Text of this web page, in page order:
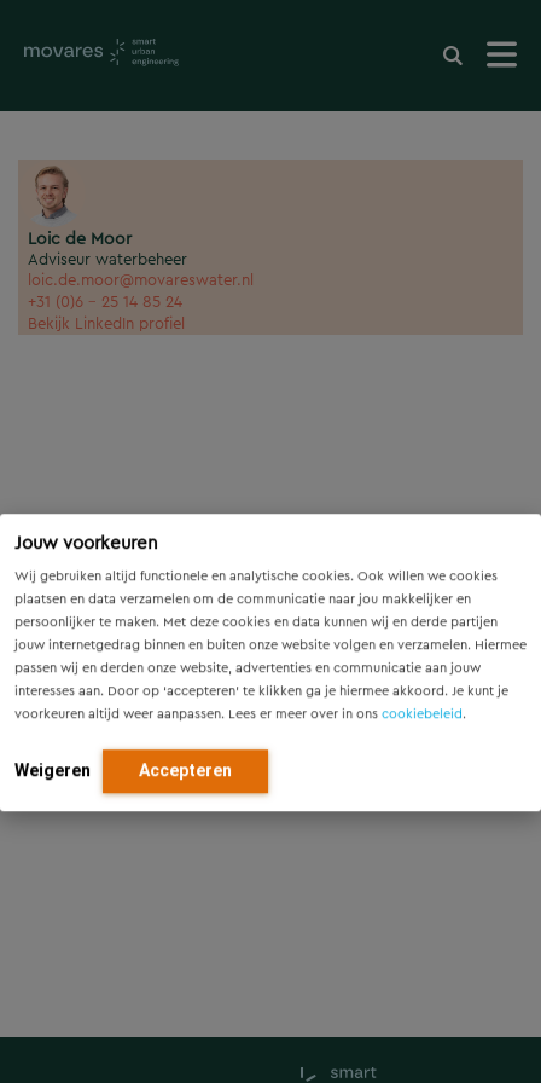
Jouw voorkeuren
Wij gebruiken altijd functionele en analytische cookies. Ook willen we cookies
plaatsen en data verzamelen om de communicatie naar jou makkelijker en
persoonlijker te maken. Met deze cookies en data kunnen wij en derde partijen
jouw internetgedrag binnen en buiten onze website volgen en verzamelen. Hiermee
passen wij en derden onze website, advertenties en communicatie aan jouw
interesses aan. Door op ‘accepteren’ te klikken ga je hiermee akkoord. Je kunt je
voorkeuren altijd weer aanpassen. Lees er meer over in ons cookiebeleid.
Weigeren Accepteren
Loic de Moor
Adviseur waterbeheer
loic.de.moor@movareswater.nl
+31 (0)6 - 25 14 85 24
Bekijk LinkedIn profiel